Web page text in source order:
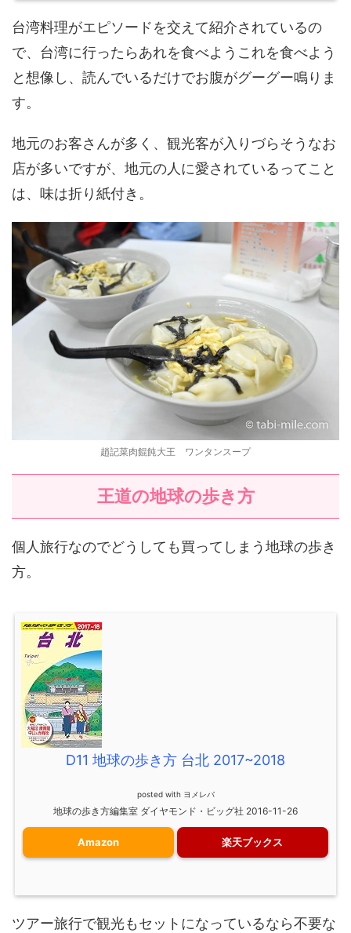
台湾料理がエピソードを交えて紹介されているの
で、台湾に行ったらあれを食べようこれを食べよう
と想像し、読んでいるだけでお腹がグーグー鳴りま
す。
地元のお客さんが多く、観光客が入りづらそうなお
店が多いですが、地元の人に愛されているってこと
は、味は折り紙付き。
趙記菜肉餛飩大王 ワンタンスープ
王道の地球の歩き方
個人旅行なのでどうしても買ってしまう地球の歩き
方。
D11 地球の歩き方 台北 2017~2018
posted with ヨメレバ
地球の歩き方編集室 ダイヤモンド・ビッグ社 2016-11-26
Amazon 楽天ブックス
ツアー旅行で観光もセットになっているなら不要な